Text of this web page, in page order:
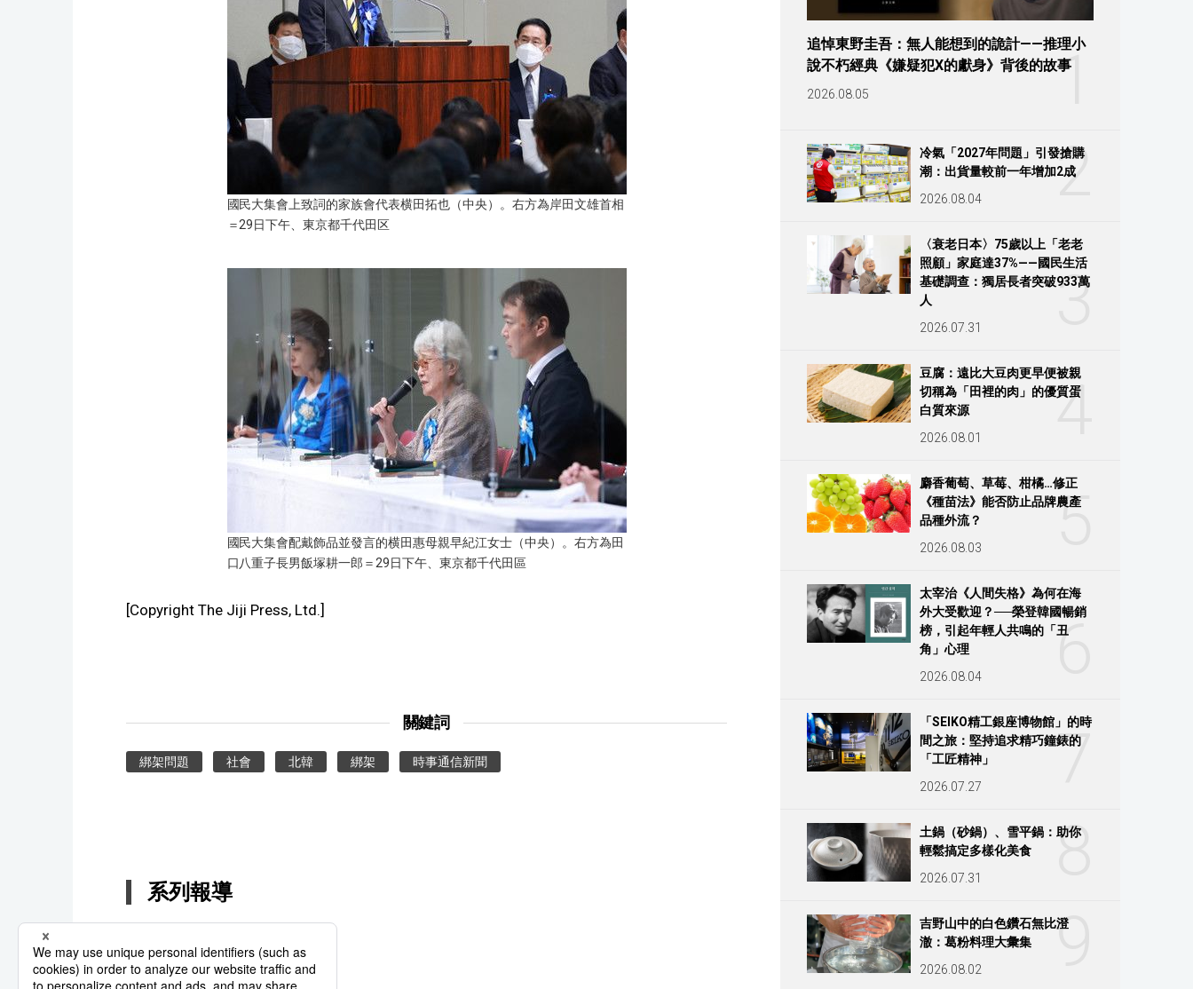
國民大集會上致詞的家族會代表横田拓也（中央）。右方為岸田文雄首相
＝29日下午、東京都千代田区
國民大集會配戴飾品並發言的横田惠母親早紀江女士（中央）。右方為田
口八重子長男飯塚耕一郎＝29日下午、東京都千代田區
[Copyright The Jiji Press, Ltd.]
關鍵詞
綁架問題 社會 北韓 綁架 時事通信新聞
系列報導
1
追悼東野圭吾：無人能想到的詭計——推理小
說不朽經典《嫌疑犯X的獻身》背後的故事
2026.08.05
2
冷氣「2027年問題」引發搶購
潮：出貨量較前一年增加2成
2026.08.04
3
〈衰老日本〉75歲以上「老老
照顧」家庭達37%——國民生活
基礎調查：獨居長者突破933萬
人
2026.07.31
4
豆腐：遠比大豆肉更早便被親
切稱為「田裡的肉」的優質蛋
白質來源
2026.08.01
5
麝香葡萄、草莓、柑橘…修正
《種苗法》能否防止品牌農產
品種外流？
2026.08.03
6
太宰治《人間失格》為何在海
外大受歡迎？──榮登韓國暢銷
榜，引起年輕人共鳴的「丑
角」心理
2026.08.04
7
「SEIKO精工銀座博物館」的時
間之旅：堅持追求精巧鐘錶的
「工匠精神」
2026.07.27
8
土鍋（砂鍋）、雪平鍋：助你
輕鬆搞定多樣化美食
2026.07.31
9
吉野山中的白色鑽石無比澄
澈：葛粉料理大彙集
2026.08.02